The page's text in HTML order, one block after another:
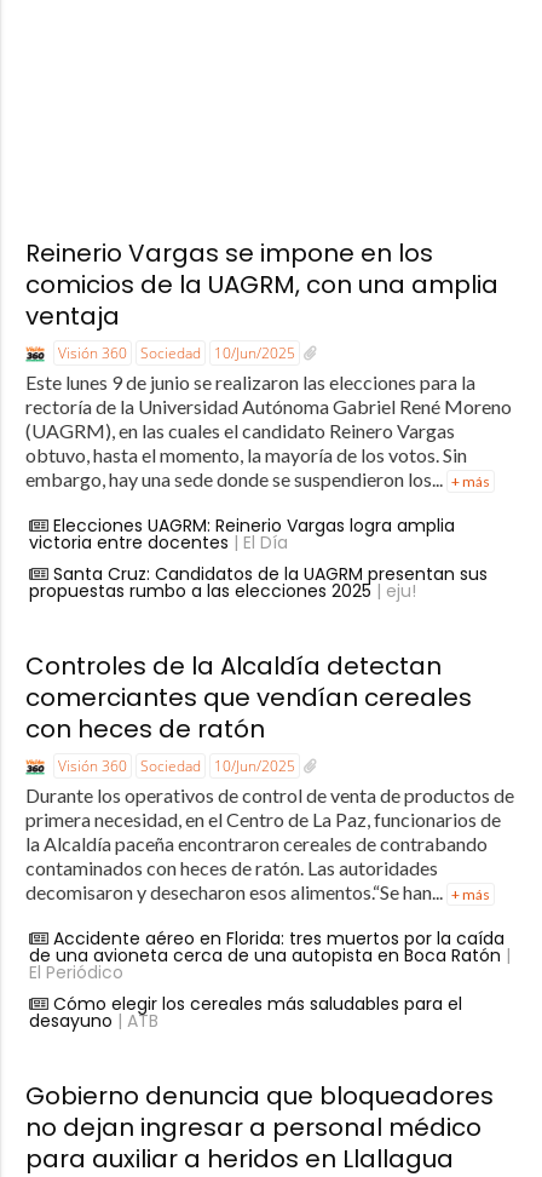
Reinerio Vargas se impone en los
comicios de la UAGRM, con una amplia
ventaja
Visión 360 Sociedad 10/Jun/2025
Este lunes 9 de junio se realizaron las elecciones para la
rectoría de la Universidad Autónoma Gabriel René Moreno
(UAGRM), en las cuales el candidato Reinero Vargas
obtuvo, hasta el momento, la mayoría de los votos. Sin
embargo, hay una sede donde se suspendieron los...
+ más
Elecciones UAGRM: Reinerio Vargas logra amplia
victoria entre docentes | El Día
Santa Cruz: Candidatos de la UAGRM presentan sus
propuestas rumbo a las elecciones 2025 | eju!
Controles de la Alcaldía detectan
comerciantes que vendían cereales
con heces de ratón
Visión 360 Sociedad 10/Jun/2025
Durante los operativos de control de venta de productos de
primera necesidad, en el Centro de La Paz, funcionarios de
la Alcaldía paceña encontraron cereales de contrabando
contaminados con heces de ratón. Las autoridades
decomisaron y desecharon esos alimentos.“Se han...
+ más
Accidente aéreo en Florida: tres muertos por la caída
de una avioneta cerca de una autopista en Boca Ratón |
El Periódico
Cómo elegir los cereales más saludables para el
desayuno | ATB
Gobierno denuncia que bloqueadores
no dejan ingresar a personal médico
para auxiliar a heridos en Llallagua